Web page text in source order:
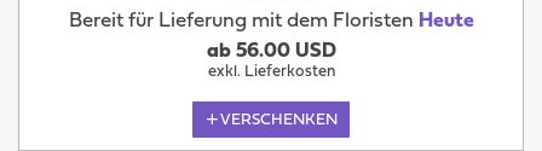
Bereit für Lieferung mit dem Floristen Heute
ab 56.00 USD
exkl. Lieferkosten
VERSCHENKEN